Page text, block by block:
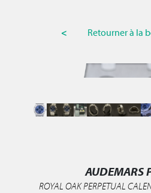
< Retourner à la
AUDEMARS
ROYAL OAK PERPETUAL